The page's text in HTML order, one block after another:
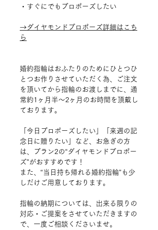
・すぐにでもプロポーズしたい
→ダイヤモンドプロポーズ詳細はこち
ら
婚約指輪はおふたりのためにひとつひ
とつお作りさせていただく為、ご注文
を頂いてから指輪のお渡しまでに、通
常約1ヶ月半～2ヶ月のお時間を頂戴し
ております。
「今日プロポーズしたい」「来週の記
念日に贈りたい」など、お急ぎの方
は、プラン2の“ダイヤモンドプロポー
ズ”がおすすめです！
また、“当日持ち帰れる婚約指輪”も少
しだけご用意しております。
指輪の納期については、出来る限りの
対応・ご提案をさせていただきますの
で、一度ご相談くださいませ。